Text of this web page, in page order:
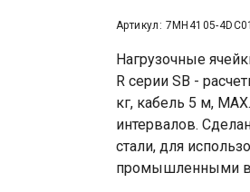
Артикул: 7MH4105-4DC01
Нагрузочные
R серии SB -
кг, кабель 5 м,
интервалов.
стали, для
промышленными